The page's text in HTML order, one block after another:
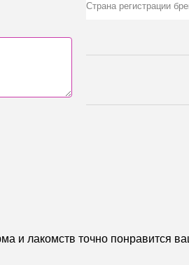
Страна регистрации
и лакомств точно понравится